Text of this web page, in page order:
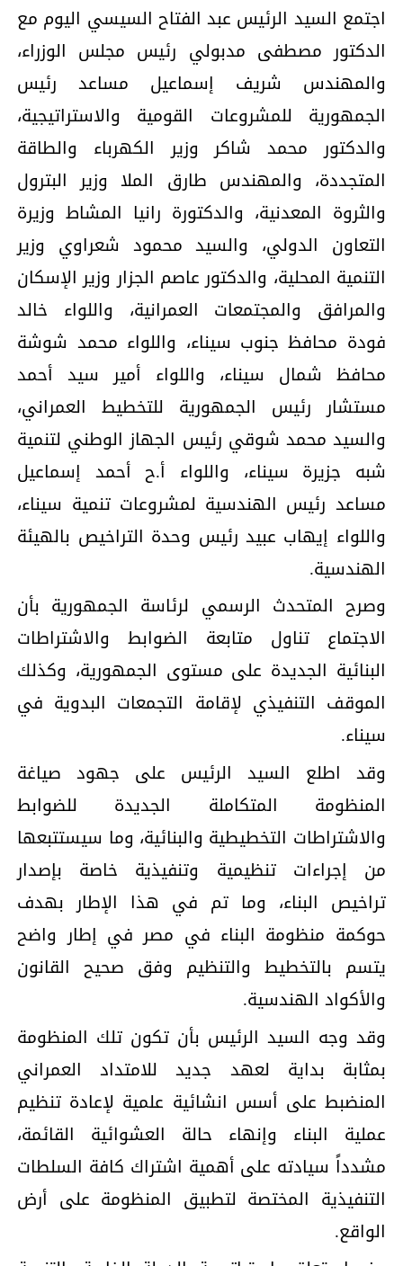
اجتمع السيد الرئيس عبد الفتاح السيسي اليوم مع
الدكتور مصطفى مدبولي رئيس مجلس الوزراء،
والمهندس شريف إسماعيل مساعد رئيس
الجمهورية للمشروعات القومية والاستراتيجية،
والدكتور محمد شاكر وزير الكهرباء والطاقة
المتجددة، والمهندس طارق الملا وزير البترول
والثروة المعدنية، والدكتورة رانيا المشاط وزيرة
التعاون الدولي، والسيد محمود شعراوي وزير
التنمية المحلية، والدكتور عاصم الجزار وزير الإسكان
والمرافق والمجتمعات العمرانية، واللواء خالد
فودة محافظ جنوب سيناء، واللواء محمد شوشة
محافظ شمال سيناء، واللواء أمير سيد أحمد
مستشار رئيس الجمهورية للتخطيط العمراني،
والسيد محمد شوقي رئيس الجهاز الوطني لتنمية
شبه جزيرة سيناء، واللواء أ.ح أحمد إسماعيل
مساعد رئيس الهندسية لمشروعات تنمية سيناء،
واللواء إيهاب عبيد رئيس وحدة التراخيص بالهيئة
الهندسية.
وصرح المتحدث الرسمي لرئاسة الجمهورية بأن
الاجتماع تناول متابعة الضوابط والاشتراطات
البنائية الجديدة على مستوى الجمهورية، وكذلك
الموقف التنفيذي لإقامة التجمعات البدوية في
سيناء.
وقد اطلع السيد الرئيس على جهود صياغة
المنظومة المتكاملة الجديدة للضوابط
والاشتراطات التخطيطية والبنائية، وما سيستتبعها
من إجراءات تنظيمية وتنفيذية خاصة بإصدار
تراخيص البناء، وما تم في هذا الإطار بهدف
حوكمة منظومة البناء في مصر في إطار واضح
يتسم بالتخطيط والتنظيم وفق صحيح القانون
والأكواد الهندسية.
وقد وجه السيد الرئيس بأن تكون تلك المنظومة
بمثابة بداية لعهد جديد للامتداد العمراني
المنضبط على أسس انشائية علمية لإعادة تنظيم
عملية البناء وإنهاء حالة العشوائية القائمة،
مشدداً سيادته على أهمية اشتراك كافة السلطات
التنفيذية المختصة لتطبيق المنظومة على أرض
الواقع.